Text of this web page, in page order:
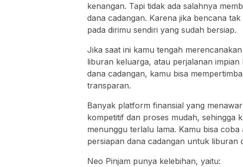
kenangan. Tapi tidak ada salahnya
dana cadangan. Karena jika bencana
pada dirimu sendiri yang sudah bersiap.
Jika saat ini kamu tengah
liburan keluarga, atau perjalanan
dana cadangan, kamu bisa
transparan.
Banyak platform finansial yang
kompetitif dan proses mudah, sehingga
menunggu terlalu lama. Kamu bisa
persiapan dana cadangan untuk liburan
Neo Pinjam punya kelebihan, yaitu: